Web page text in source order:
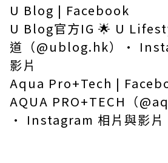
U Blog | Facebook
U Blog官方IG 🌟 U
道（@ublog.hk）•
影片
Aqua Pro+Tech |
AQUA PRO+TECH（
• Instagram 相片與影片